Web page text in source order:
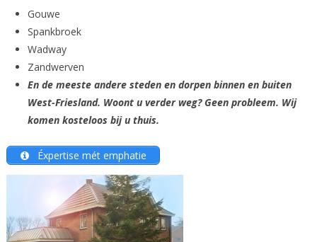
Gouwe
Spankbroek
Wadway
Zandwerven
En de meeste andere steden en dorpen binnen en buiten
West-Friesland. Woont u verder weg? Geen probleem. Wij
komen kosteloos bij u thuis.
Éxpertise mét emphatie